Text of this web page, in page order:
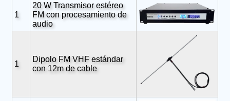
1
20 W Transmisor estéreo
FM con procesamiento de
audio
1
Dipolo FM VHF estándar
con 12m de cable